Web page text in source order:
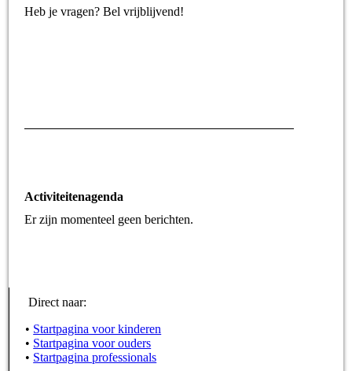
Heb je vragen? Bel vrijblijvend!
Activiteitenagenda
Er zijn momenteel geen berichten.
Direct naar:
• Startpagina voor kinderen
• Startpagina voor ouders
• Startpagina professionals